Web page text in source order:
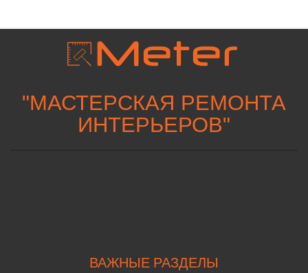
"МАСТЕРСКАЯ РЕМОНТА
ИНТЕРЬЕРОВ"
ВАЖНЫЕ РАЗДЕЛЫ